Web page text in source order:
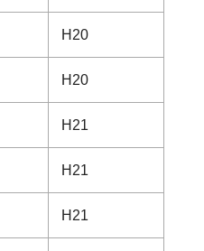
H20
H20
H21
H21
H21